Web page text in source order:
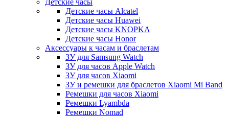
Детские часы
Детские часы Alcatel
Детские часы Huawei
Детские часы KNOPKA
Детские часы Honor
Аксессуары к часам и браслетам
ЗУ для Samsung Watch
ЗУ для часов Apple Watch
ЗУ для часов Xiaomi
ЗУ и ремешки для браслетов Xiaomi Mi Band
Ремешки для часов Xiaomi
Ремешки Lyambda
Ремешки Nomad